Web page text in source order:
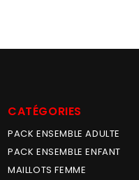
CATÉGORIES
PACK ENSEMBLE ADULTE
PACK ENSEMBLE ENFANT
MAILLOTS FEMME